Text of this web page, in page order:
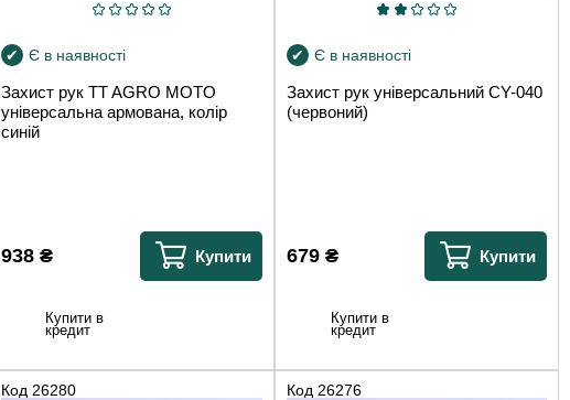
Є в наявності
Захист рук TT AGRO MOTO
універсальна армована, колір
синій
938 ₴ Купити
Купити в
кредит
Є в наявності
Захист рук універсальний CY-040
(червоний)
679₴ Купити
Купити в
кредит
Код 26280 Код 26276